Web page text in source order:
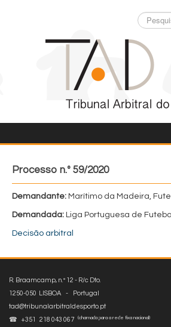
Processo n.º 59/2020
Demandante: Marítimo da Madeira,
Demandada: Liga Portuguesa de
Decisão arbitral
R. Braamcamp, n.º 12 - R/c Dto.
1250-050 LISBOA - Portugal
tad@tribunalarbitraldesporto.pt
☎ +351 218 043 067
(chamada para a rede fixa nacional)